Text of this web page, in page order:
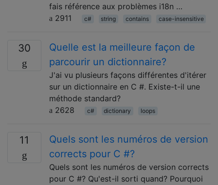
fais référence aux problèmes i18n …
2911
c# string contains case-insensitive
30
Quelle est la meilleure façon de
parcourir un dictionnaire?
J'ai vu plusieurs façons différentes d'itérer
sur un dictionnaire en C #. Existe-t-il une
méthode standard?
2628
c# dictionary loops
11
Quels sont les numéros de version
corrects pour C #?
Quels sont les numéros de version corrects
pour C #? Qu'est-il sorti quand? Pourquoi